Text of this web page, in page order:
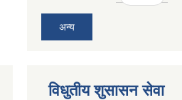
अन्य
विधुतीय शुसासन सेवा